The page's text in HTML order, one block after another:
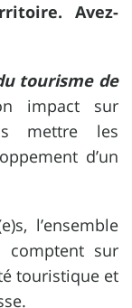
Avez-
tourisme de
impact sur
mettre les
d’un
l’ensemble
comptent sur
touristique et